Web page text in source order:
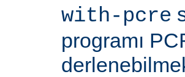
with-pcre
programı